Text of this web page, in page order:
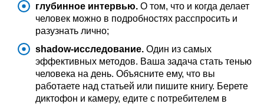
глубинное интервью. О том, что и когда делает
человек можно в подробностях расспросить и
разузнать лично;
shadow-исследование. Один из самых
эффективных методов. Ваша задача стать тенью
человека на день. Объясните ему, что вы
работаете над статьей или пишите книгу. Берете
диктофон и камеру, едите с потребителем в